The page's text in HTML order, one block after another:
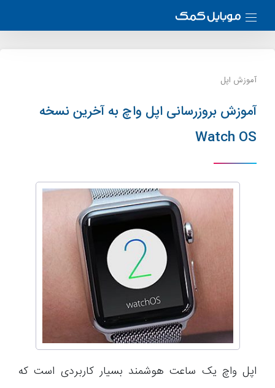
آموزش اپل
آموزش بروزرسانی اپل واچ به آخرین نسخه
Watch OS
اپل واچ یک ساعت هوشمند بسیار کاربردی است که